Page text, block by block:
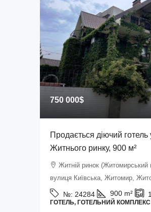
750 000$
Продається діючий
Житнього ринку, 900 м²
Житній ринок (Житомирський
вулиця Київська, Житомир,
№: 24284 900 m²
ГОТЕЛЬ, ГОТЕЛЬНИЙ КОМПЛЕКС